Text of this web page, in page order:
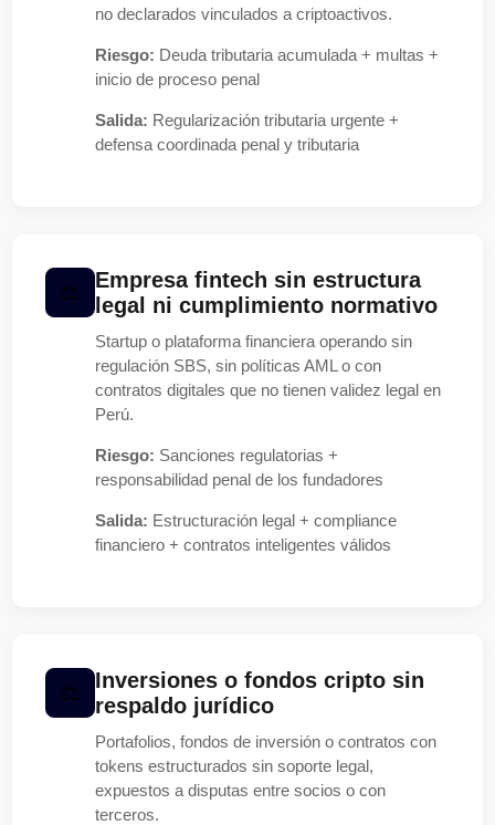
no declarados vinculados a criptoactivos.
Riesgo: Deuda tributaria acumulada + multas +
inicio de proceso penal
Salida: Regularización tributaria urgente +
defensa coordinada penal y tributaria
Empresa fintech sin estructura
legal ni cumplimiento normativo
Startup o plataforma financiera operando sin
regulación SBS, sin políticas AML o con
contratos digitales que no tienen validez legal en
Perú.
Riesgo: Sanciones regulatorias +
responsabilidad penal de los fundadores
Salida: Estructuración legal + compliance
financiero + contratos inteligentes válidos
Inversiones o fondos cripto sin
respaldo jurídico
Portafolios, fondos de inversión o contratos con
tokens estructurados sin soporte legal,
expuestos a disputas entre socios o con
terceros.